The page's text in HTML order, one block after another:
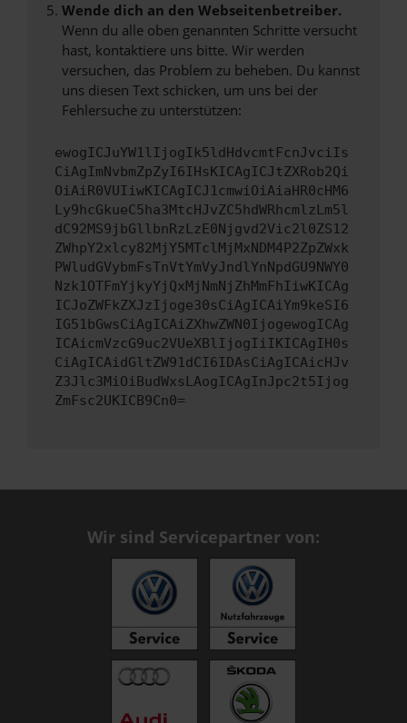
Wende dich an den Webseitenbetreiber.
Wenn du alle oben genannten Schritte versucht
hast, kontaktiere uns bitte. Wir werden
versuchen, das Problem zu beheben. Du kannst
uns diesen Text schicken, um uns bei der
Fehlersuche zu unterstützen:
ewogICJuYW1lIjogIk5ldHdvcmtFcnJvciIs
CiAgImNvbmZpZyI6IHsKICAgICJtZXRob2Qi
OiAiR0VUIiwKICAgICJ1cmwiOiAiaHR0cHM6
Ly9hcGkueC5ha3MtcHJvZC5hdWRhcmlzLm5l
dC92MS9jbGllbnRzLzE0Njgvd2Vic2l0ZS12
ZWhpY2xlcy82MjY5MTclMjMxNDM4P2ZpZWxk
PWludGVybmFsTnVtYmVyJndlYnNpdGU9NWY0
Nzk1OTFmYjkyYjQxMjNmNjZhMmFhIiwKICAg
ICJoZWFkZXJzIjoge30sCiAgICAiYm9keSI6
IG51bGwsCiAgICAiZXhwZWN0IjogewogICAg
ICAicmVzcG9uc2VUeXBlIjogIiIKICAgIH0s
CiAgICAidGltZW91dCI6IDAsCiAgICAicHJv
Z3Jlc3MiOiBudWxsLAogICAgInJpc2t5Ijog
ZmFsc2UKICB9Cn0=
Wir sind Servicepartner von: